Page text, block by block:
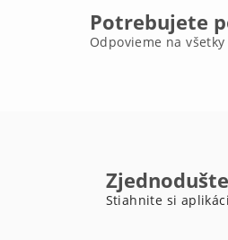
Potrebujete
Odpovieme na všetky
Stiahnite si